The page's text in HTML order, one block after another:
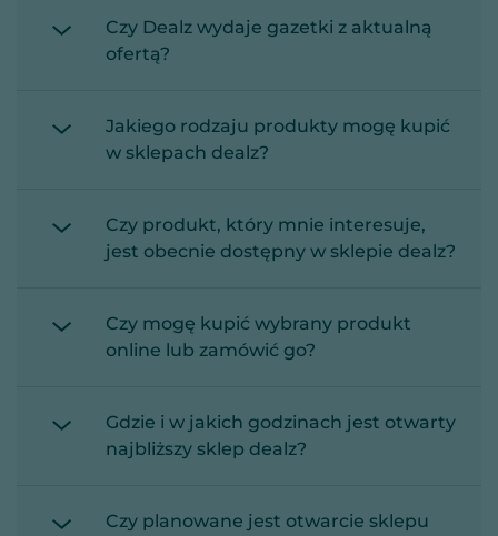
Czy Dealz wydaje gazetki z aktualną
ofertą?
Jakiego rodzaju produkty mogę kupić
w sklepach dealz?
Czy produkt, który mnie interesuje,
jest obecnie dostępny w sklepie dealz?
Czy mogę kupić wybrany produkt
online lub zamówić go?
Gdzie i w jakich godzinach jest otwarty
najbliższy sklep dealz?
Czy planowane jest otwarcie sklepu